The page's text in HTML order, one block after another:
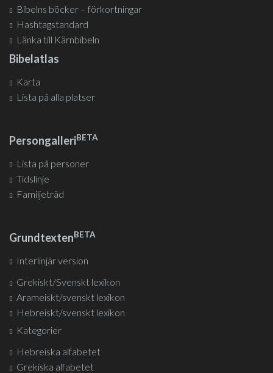
Bibelns böcker – förkortningar
Hashtagstandard
Länka till Kärnbibeln
Bibelatlas
Karta
Lista på alla platser
PersongalleriBETA
Lista på personer
Tidslinje
Familjeträd
GrundtextenBETA
Interlinjär version
Grekiskt/Svenskt lexikon
Arameiskt/svenskt lexikon
Hebreiskt/svenskt lexikon
Kategorier
Hebreiska alfabetet
Grekiska alfabetet